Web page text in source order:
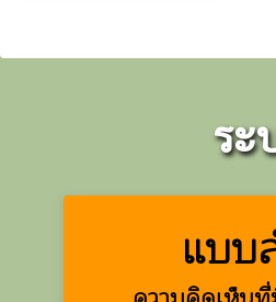
ระ
แบบ